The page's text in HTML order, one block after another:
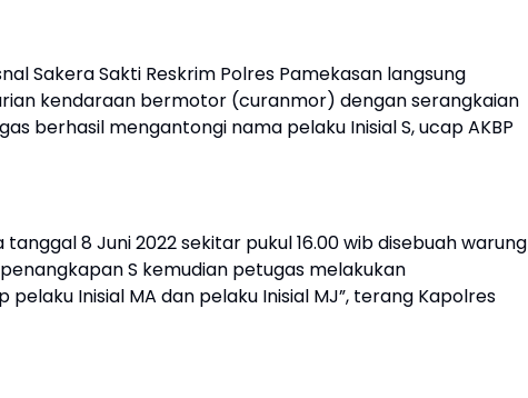
Sakera Sakti Reskrim Polres Pamekasan langsung
kendaraan bermotor (curanmor) dengan serangkaian
berhasil mengantongi nama pelaku Inisial S, ucap AKBP
8 Juni 2022 sekitar pukul 16.00 wib disebuah warung
S kemudian petugas melakukan
Inisial MA dan pelaku Inisial MJ”, terang Kapolres